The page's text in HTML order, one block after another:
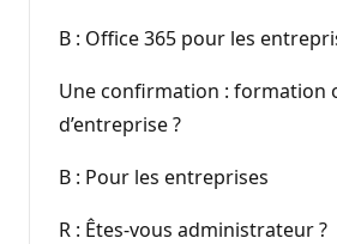
B : Office 365 pour les
Une confirmation : formation
d’entreprise ?
B : Pour les entreprises
R : Êtes-vous administrateur ?